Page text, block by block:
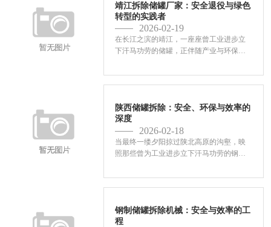
靖江拆除储罐厂家：安全退役与绿色
转型的实践者
2026-02-19
在长江之滨的靖江，一座座曾工业进步立
下汗马功劳的储罐，正伴随产业与环保要
全、效率高、环保地让这些庞然大物“退
役”，不但企业成本与安全，更是一座都市
陕西储罐拆除：安全、环保与效率的
深度
2026-02-18
当最终一缕夕阳掠过陕北高原的沟壑，映
照那些曾为工业进步立下汗马功劳的钢铁
浮出水面：如何这些步入生命末期的庞然
大物，画上一个安全、环保效率高的句
钢制储罐拆除机械：安全与效率的工
程